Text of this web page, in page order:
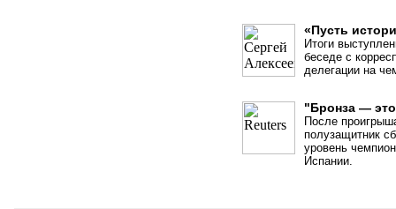
«Пусть
Итоги
беседе с
делегации на
"Бронза —
После
полузащитник
уровень
Испании.